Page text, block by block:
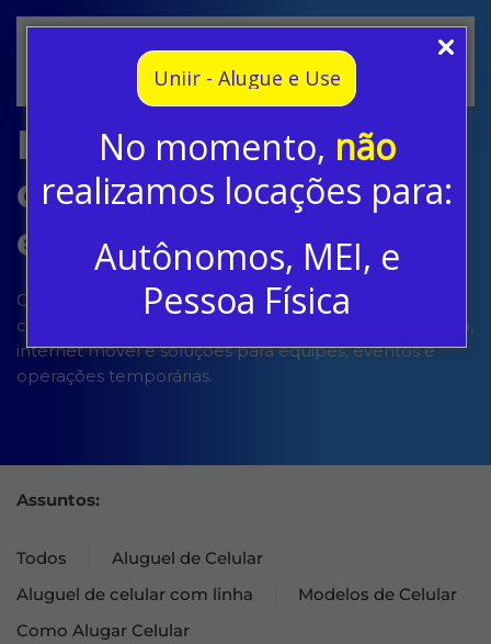
Uniir - Alugue e Use
No momento, não
realizamos locações para:
Autônomos, MEI, e
Pessoa Física
Skip to main content
Blog sobre aluguel
de celular para
empresas
Conteúdos práticos sobre aluguel de celular
corporativo, modelos de smartphones, linha telefônica,
internet móvel e soluções para equipes, eventos e
operações temporárias.
Assuntos:
Todos
Aluguel de Celular
Aluguel de celular com linha
Modelos de Celular
Como Alugar Celular